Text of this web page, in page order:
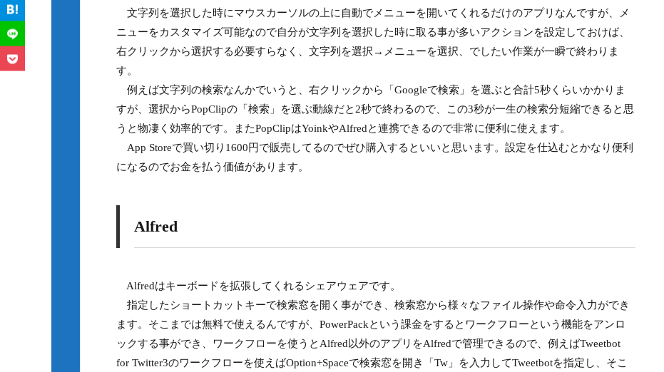
文字列を選択した時にマウスカーソルの上に自動でメニューを開いてくれるだけのアプリなんですが、メ
ニューをカスタマイズ可能なので自分が文字列を選択した時に取る事が多いアクションを設定しておけば、
右クリックから選択する必要すらなく、文字列を選択→メニューを選択、でしたい作業が一瞬で終わりま
す。
例えば文字列の検索なんかでいうと、右クリックから「Googleで検索」を選ぶと合計5秒くらいかかりま
すが、選択からPopClipの「検索」を選ぶ動線だと2秒で終わるので、この3秒が一生の検索分短縮できると思
うと物凄く効率的です。またPopClipはYoinkやAlfredと連携できるので非常に便利に使えます。
App Storeで買い切り1600円で販売してるのでぜひ購入するといいと思います。設定を仕込むとかなり便利
になるのでお金を払う価値があります。
Alfred
Alfredはキーボードを拡張してくれるシェアウェアです。
指定したショートカットキーで検索窓を開く事ができ、検索窓から様々なファイル操作や命令入力ができ
ます。そこまでは無料で使えるんですが、PowerPackという課金をするとワークフローという機能をアンロ
ックする事ができ、ワークフローを使うとAlfred以外のアプリをAlfredで管理できるので、例えばTweetbot
for Twitter3のワークフローを使えばOption+Spaceで検索窓を開き「Tw」を入力してTweetbotを指定し、そこ